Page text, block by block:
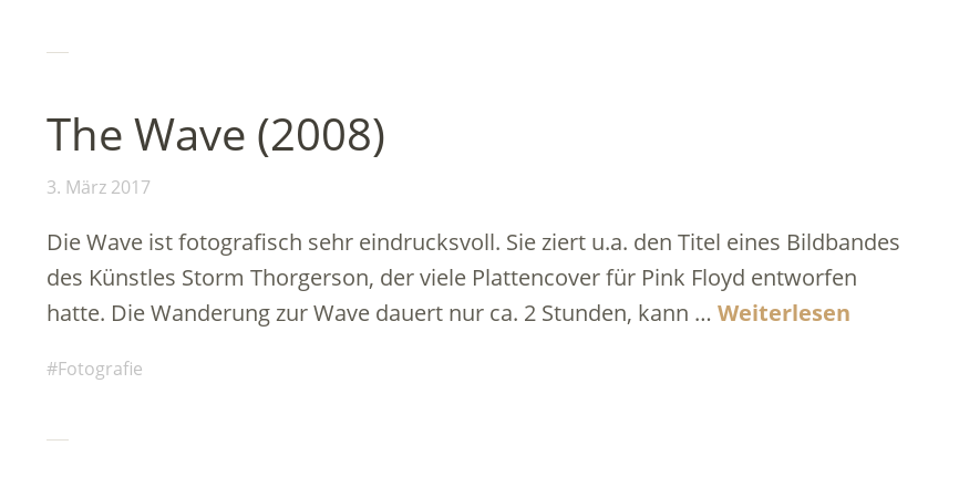
The Wave (2008)
3. März 2017
Die Wave ist fotografisch sehr eindrucksvoll. Sie ziert u.a. den Titel eines Bildbandes
des Künstles Storm Thorgerson, der viele Plattencover für Pink Floyd entworfen
hatte. Die Wanderung zur Wave dauert nur ca. 2 Stunden, kann … Weiterlesen
Fotografie